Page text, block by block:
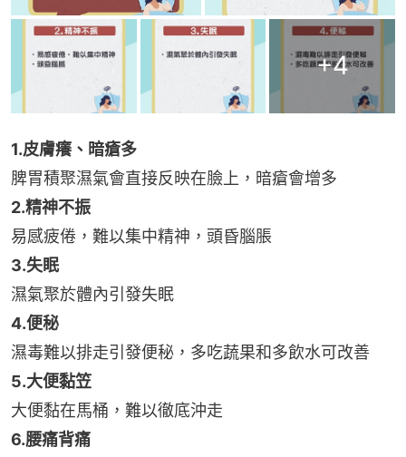
+4
1.皮膚癢、暗瘡多
脾胃積聚濕氣會直接反映在臉上，暗瘡會增多
2.精神不振
易感疲倦，難以集中精神，頭昏腦脹
3.失眠
濕氣聚於體內引發失眠
4.便秘
濕毒難以排走引發便秘，多吃蔬果和多飲水可改善
5.大便黏笠
大便黏在馬桶，難以徹底沖走
6.腰痛背痛